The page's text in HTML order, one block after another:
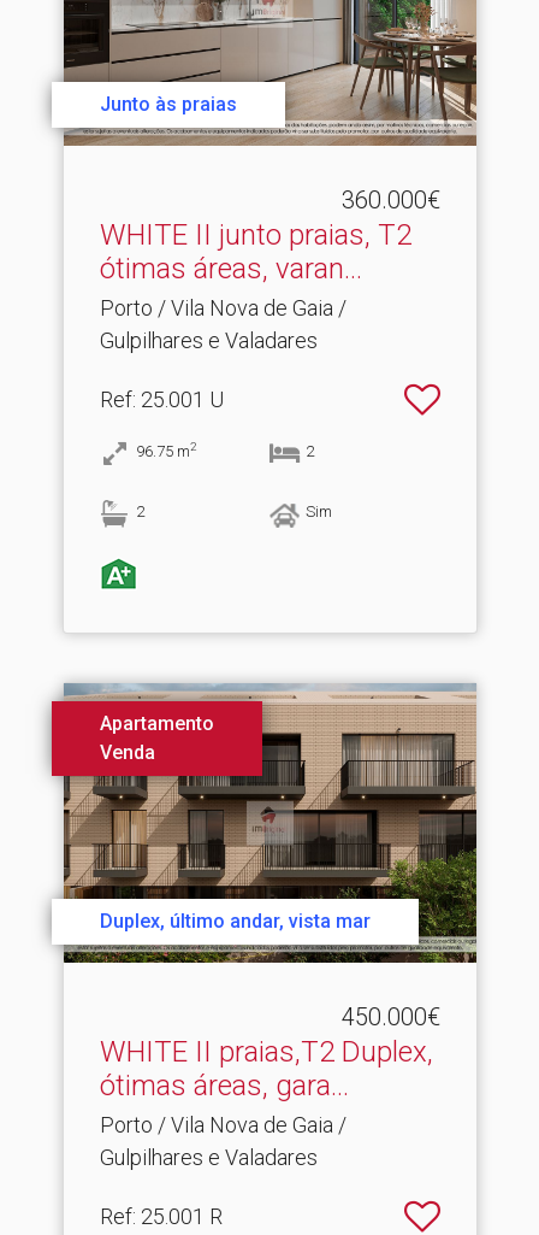
Junto às praias
360.000€
WHITE II junto praias, T2
ótimas áreas, varan.​..
Porto / Vila Nova de Gaia /
Gulpilhares e Valadares
Ref: 25.001 U
96.75 m2 2
2 Sim
Apartamento
Venda
Duplex, último andar, vista mar
450.000€
WHITE II praias,T2 Duplex,
ótimas áreas, gara.​..
Porto / Vila Nova de Gaia /
Gulpilhares e Valadares
Ref: 25.001 R